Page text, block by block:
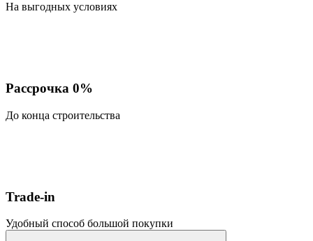
На выгодных условиях
Рассрочка 0%
До конца строительства
Trade-in
Удобный способ большой покупки